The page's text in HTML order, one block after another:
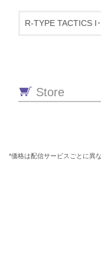
R-TYPE TACTICS I
Store
*価格は配信サービスごとに異